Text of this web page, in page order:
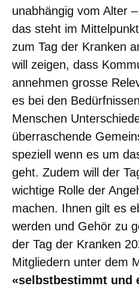
unabhängig vom Alter
das steht im
zum Tag der Kranken
will zeigen, dass
annehmen grosse
es bei den
Menschen
überraschende
speziell wenn es um
geht. Zudem will der
wichtige Rolle der
machen. Ihnen gilt es
werden und Gehör zu
der Tag der Kranken
Mitgliedern unter dem
«selbstbestimmt und